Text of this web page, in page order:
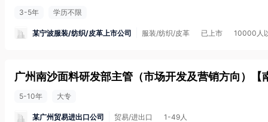
3-5年 学历不限
某宁波服装/纺织/皮革上市公司 服装/纺织/皮革 已上市 10000人
广州南沙面料研发部主管（市场开发及营销方向） 【
5-10年 大专
某广州贸易进出口公司 贸易/进出口 1-49人